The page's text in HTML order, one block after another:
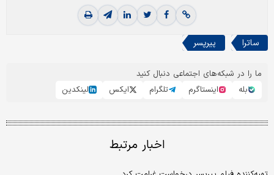
ساترا پیرپسر
ما را در شبکه‌های اجتماعی دنبال کنید
بله
اینستاگرم تلگرام ایکس لینکدین
اخبار مرتبط